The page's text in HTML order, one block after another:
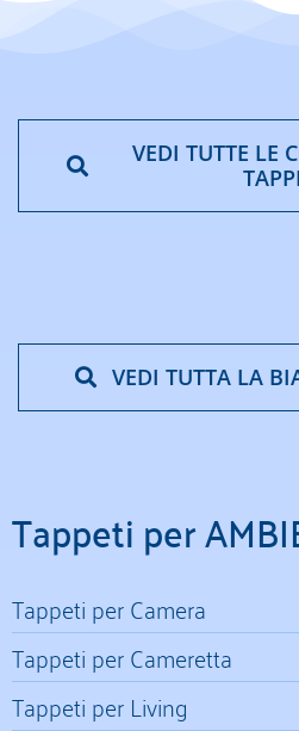
VEDI TUTTE LE
VEDI TUTTA LA
Tappeti per
Tappeti per Camera
Tappeti per Cameretta
Tappeti per Living